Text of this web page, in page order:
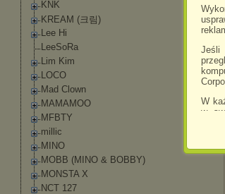
W
w
KNK
KREAM (크림)
Lee Hi
LeeSoRa
Lim Kim
LOCO
Mad Clown
MAMAMOO
MFBTY
millic
MINO
MOBB (MINO & BOBBY)
MONSTA X
NCT 127